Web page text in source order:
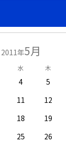
2011年5月
水 木
4 5
11 12
18 19
25 26